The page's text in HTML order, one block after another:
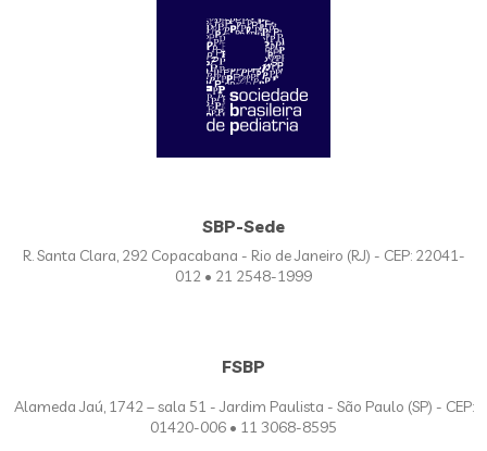
SBP-Sede
R. Santa Clara, 292 Copacabana - Rio de Janeiro (RJ) - CEP: 22041-
012 • 21 2548-1999
FSBP
Alameda Jaú, 1742 – sala 51 - Jardim Paulista - São Paulo (SP) - CEP:
01420-006 • 11 3068-8595